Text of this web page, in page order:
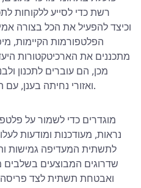
רשת כדי לסייע ללקוחות
וכיצד להפעיל את הכל בצורה
הפלטפורמות הקיימות,
מתכננים את הארכיטקטורות
מכן, הם עוברים לתכנון
ואזורי נחיתה בענן, עם העברת שירותים ברורה לתפעול.
נראות, מעודכנות ומודעות
לתשתית המעדיפה גמישות
שדרוגים המבוצעים בשלבים